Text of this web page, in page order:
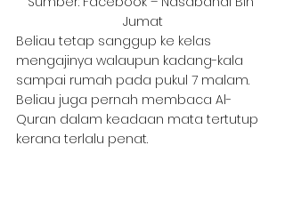
Jumat
Beliau tetap sanggup ke kelas
mengajinya walaupun kadang-kala
sampai rumah pada pukul 7 malam.
Beliau juga pernah membaca Al-
Quran dalam keadaan mata tertutup
kerana terlalu penat.